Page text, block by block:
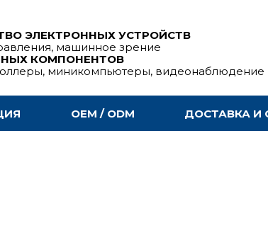
ЭЛЕКТРОННЫХ УСТРОЙСТВ
машинное зрение
КОМПОНЕНТОВ
миникомпьютеры, видеонаблюдение
OEM / ODM ДОСТАВКА И